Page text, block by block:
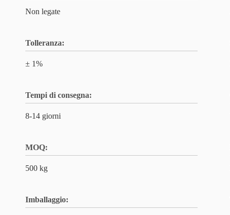
Non legate
Tolleranza:
± 1%
Tempi di consegna:
8-14 giorni
MOQ:
500 kg
Imballaggio: